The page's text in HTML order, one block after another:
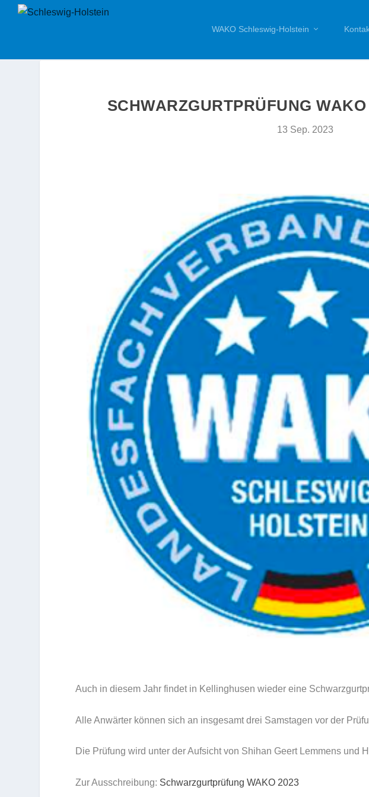
WAKO Schleswig-Holstein
SCHWARZGURTPRÜFUNG
13 Sep. 2023
Auch in diesem Jahr findet in Kellinghusen wieder eine
Alle Anwärter können sich an insgesamt drei Samstagen vor der
Die Prüfung wird unter der Aufsicht von Shihan Geert Lemmens und
Zur Ausschreibung: Schwarzgurtprüfung WAKO 2023